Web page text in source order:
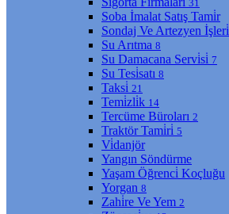
31
Soba İmalat Satış Tami̇r
Sondaj Ve Artezyen İşleri̇
Su Arıtma 8
Su Damacana Servi̇si̇ 7
Su Tesi̇satı 8
Taksi̇ 21
Temi̇zli̇k 14
Tercüme Büroları 2
Traktör Tami̇ri̇ 5
Vi̇danjör
Yangın Söndürme
Yaşam Öğrenci̇ Koçluğu
Yorgan 8
Zahi̇re Ve Yem 2